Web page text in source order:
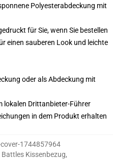
Polyesterabdeckung mit
für Sie, wenn Sie bestellen
einen sauberen Look und leichte
oder als Abdeckung mit
lokalen Drittanbieter-Führer
in dem Produkt erhalten
1744857964
Kissenbezug,